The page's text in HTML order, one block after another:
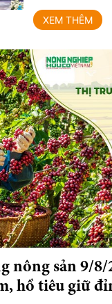
XEM THÊM
nông sản 9/8/
hồ tiêu giữ